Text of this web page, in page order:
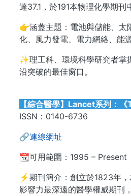
達37.1，於191本物理化學期刊
👉涵蓋主題：電池與儲能、太
化、風力發電、電力網絡、能
✨理工科、環境科學研究者掌
沿突破的最佳窗口。
【綜合醫學】Lancet系列：《
ISSN：0140-6736
🔗連線網址
📆可用範圍：1995 – Present
⚡期刊簡介：創立於1823年，
影響力最深遠的醫學權威期刊